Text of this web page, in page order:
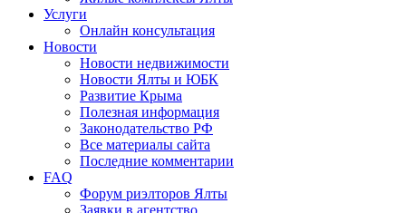
Услуги
Онлайн консультация
Новости
Новости недвижимости
Новости Ялты и ЮБК
Развитие Крыма
Полезная информация
Законодательство РФ
Все материалы сайта
Последние комментарии
FAQ
Форум риэлторов Ялты
Заявки в агентство